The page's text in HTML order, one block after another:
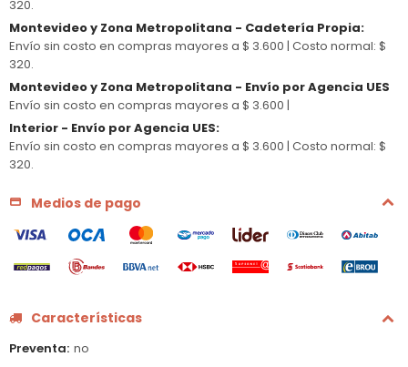
320.
Montevideo y Zona Metropolitana - Cadetería Propia:
Envío sin costo en compras mayores a $ 3.600 | Costo normal: $
320.
Montevideo y Zona Metropolitana - Envío por Agencia UES
Envío sin costo en compras mayores a $ 3.600 |
Interior - Envío por Agencia UES:
Envío sin costo en compras mayores a $ 3.600 | Costo normal: $
320.
Medios de pago
Características
Preventa no